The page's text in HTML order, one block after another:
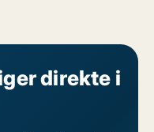
direkte i